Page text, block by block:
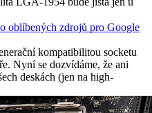
oblíbených zdrojů pro Google
kompatibilitou socketu
Nyní se dozvídáme, že ani
deskách (jen na high-